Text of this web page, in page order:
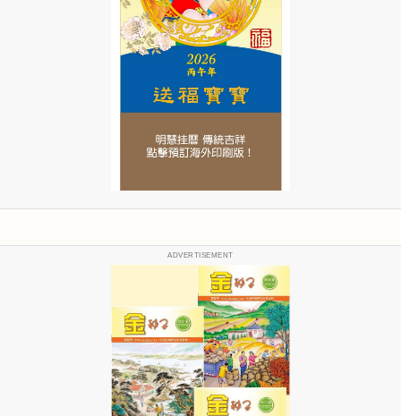
ADVERTISEMENT